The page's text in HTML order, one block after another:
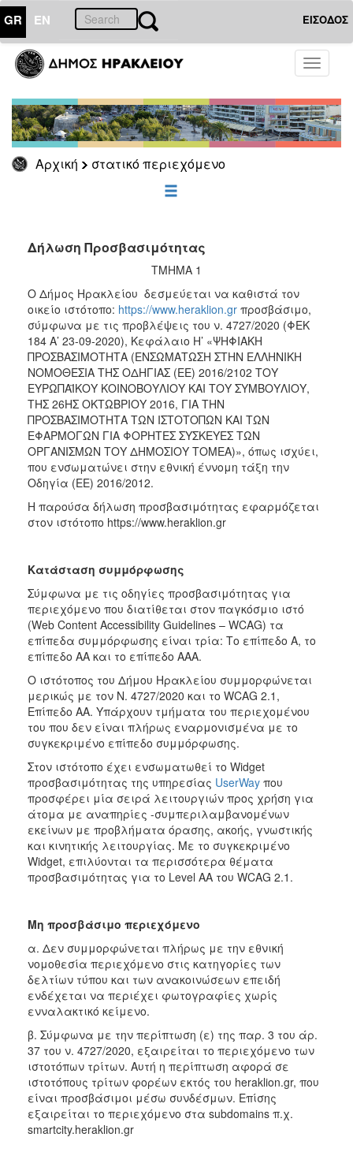
GR EN ΕΙΣΟΔΟΣ
Toggle
Αρχική στατικό περιεχόμενο
ΤΟΠΟΣ
ΔΗΜΟΣ
ΠΟΛΙΤΙΣΜΟΣ
Δήλωση Προσβασιμότητας
ΤΜΗΜΑ 1
Ο Δήμος Ηρακλείου δεσμεύεται να καθιστά τον
οικείο ιστότοπο: https://www.heraklion.gr προσβάσιμο,
σύμφωνα με τις προβλέψεις του ν. 4727/2020 (ΦΕΚ
184 Α’ 23-09-2020), Κεφάλαιο Η’ «ΨΗΦΙΑΚΗ
ΠΡΟΣΒΑΣΙΜΟΤΗΤΑ (ΕΝΣΩΜΑΤΩΣΗ ΣΤΗΝ ΕΛΛΗΝΙΚΗ
ΝΟΜΟΘΕΣΙΑ ΤΗΣ ΟΔΗΓΙΑΣ (ΕΕ) 2016/2102 ΤΟΥ
ΕΥΡΩΠΑΪΚΟΥ ΚΟΙΝΟΒΟΥΛΙΟΥ ΚΑΙ ΤΟΥ ΣΥΜΒΟΥΛΙΟΥ,
ΤΗΣ 26ΗΣ ΟΚΤΩΒΡΙΟΥ 2016, ΓΙΑ ΤΗΝ
ΠΡΟΣΒΑΣΙΜΟΤΗΤΑ ΤΩΝ ΙΣΤΟΤΟΠΩΝ ΚΑΙ ΤΩΝ
ΕΦΑΡΜΟΓΩΝ ΓΙΑ ΦΟΡΗΤΕΣ ΣΥΣΚΕΥΕΣ ΤΩΝ
ΟΡΓΑΝΙΣΜΩΝ ΤΟΥ ΔΗΜΟΣΙΟΥ ΤΟΜΕΑ)», όπως ισχύει,
που ενσωματώνει στην εθνική έννομη τάξη την
Οδηγία (ΕΕ) 2016/2012.
Η παρούσα δήλωση προσβασιμότητας εφαρμόζεται
στον ιστότοπο https://www.heraklion.gr
Κατάσταση συμμόρφωσης
Σύμφωνα με τις οδηγίες προσβασιμότητας για
περιεχόμενο που διατίθεται στον παγκόσμιο ιστό
(Web Content Accessibility Guidelines – WCAG) τα
επίπεδα συμμόρφωσης είναι τρία: Το επίπεδο Α, το
επίπεδο ΑΑ και το επίπεδο ΑΑΑ.
Ο ιστότοπος του Δήμου Ηρακλείου συμμορφώνεται
μερικώς με τον Ν. 4727/2020 και το WCAG 2.1,
Επίπεδο ΑΑ. Υπάρχουν τμήματα του περιεχομένου
του που δεν είναι πλήρως εναρμονισμένα με το
συγκεκριμένο επίπεδο συμμόρφωσης.
Στον ιστότοπο έχει ενσωματωθεί το Widget
προσβασιμότητας της υπηρεσίας UserWay που
προσφέρει μία σειρά λειτουργιών προς χρήση για
άτομα με αναπηρίες -συμπεριλαμβανομένων
εκείνων με προβλήματα όρασης, ακοής, γνωστικής
και κινητικής λειτουργίας. Με το συγκεκριμένο
Widget, επιλύονται τα περισσότερα θέματα
προσβασιμότητας για το Level AA του WCAG 2.1.
Μη προσβάσιμο περιεχόμενο
α. Δεν συμμορφώνεται πλήρως με την εθνική
νομοθεσία περιεχόμενο στις κατηγορίες των
δελτίων τύπου και των ανακοινώσεων επειδή
ενδέχεται να περιέχει φωτογραφίες χωρίς
ενναλακτικό κείμενο.
β. Σύμφωνα με την περίπτωση (ε) της παρ. 3 του άρ.
37 του ν. 4727/2020, εξαιρείται το περιεχόμενο των
ιστοτόπων τρίτων. Αυτή η περίπτωση αφορά σε
ιστοτόπους τρίτων φορέων εκτός του heraklion.gr, που
είναι προσβάσιμοι μέσω συνδέσμων. Επίσης
εξαιρείται το περιεχόμενο στα subdomains π.χ.
smartcity.heraklion.gr